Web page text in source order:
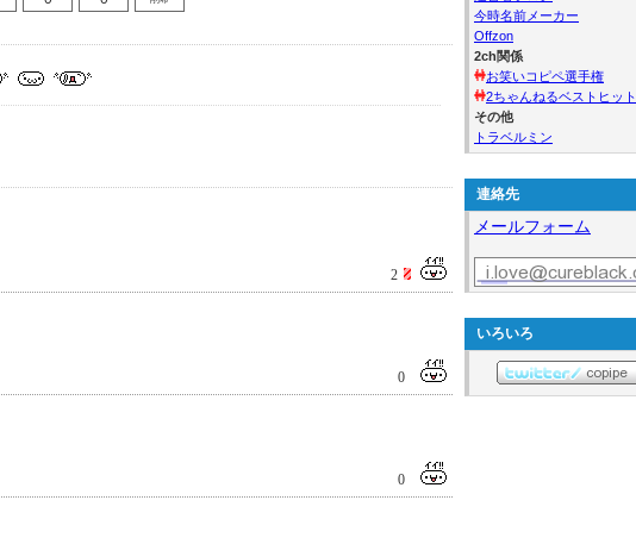
2
0
0
今時名前メーカー
Offzon
2ch関係
お笑いコピペ選手権
2ちゃんねるベストヒット
その他
トラベルミン
連絡先
メールフォーム
いろいろ